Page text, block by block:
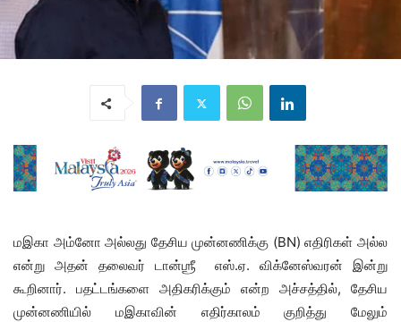
மஇகா அம்னோ அல்லது தேசிய முன்னணிக்கு (BN) எதிரிகள் அல்ல
என்று அதன் தலைவர் டான்ஶ்ரீ எஸ்.ஏ. விக்னேஸ்வரன் இன்று
கூறினார். பதட்டங்களை அதிகரிக்கும் என்ற அச்சத்தில், தேசிய
முன்னணியில் மஇகாவின் எதிர்காலம் குறித்து மேலும்